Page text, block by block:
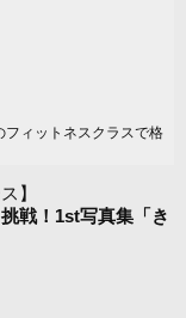
ィットネスクラスで格
】
戦！1st写真集「き